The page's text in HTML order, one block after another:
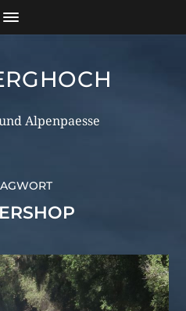
Alpenpaesse